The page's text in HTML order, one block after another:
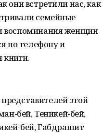
они встретили нас, как
семейные
воспоминания женщин
по телефону и
книги.
этой
бей, Теникей-бей,
бей, Габдрашит